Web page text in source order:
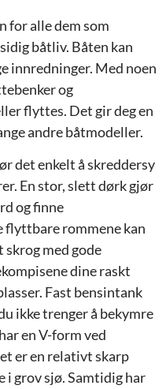
for alle dem som
båtliv. Båten kan
innredninger. Med noen
og
flyttes. Det gir deg en
andre båtmodeller.
det enkelt å skreddersy
En stor, slett dørk gjør
og finne
flyttbare rommene kan
med gode
dine raskt
Fast bensintank
ikke trenger å bekymre
en V-form ved
er en relativt skarp
i grov sjø. Samtidig har